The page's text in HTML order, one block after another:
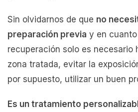
Sin olvidarnos de que no
preparación previa y en
recuperación solo es necesario
zona tratada, evitar la
por supuesto, utilizar un buen
Es un tratamiento